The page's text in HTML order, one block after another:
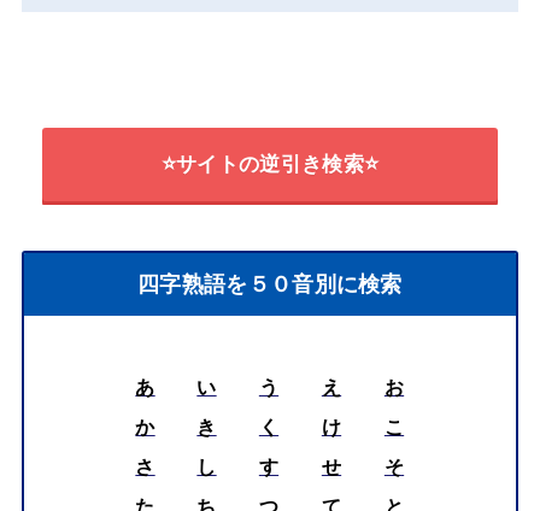
⭐サイトの逆引き検索⭐
四字熟語を５０音別に検索
あ い う え
お
か
き く け
こ
さ
し す せ
そ
た
ち つ て
と